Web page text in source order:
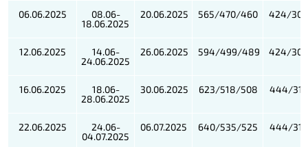
06.06.2025
08.06-
18.06.2025
20.06.2025 565/470/460 424/
12.06.2025
14.06-
24.06.2025
26.06.2025 594/499/489 424/
16.06.2025
18.06-
28.06.2025
30.06.2025 623/518/508 444/
22.06.2025
24.06-
04.07.2025
06.07.2025 640/535/525 444/